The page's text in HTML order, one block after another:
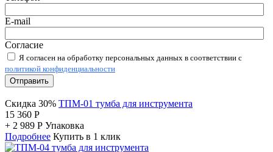
E-mail
Согласие
Я согласен на обработку персональных данных в соответствии с
политикой конфиденциальности
Отправить
Скидка 30% ТПМ-01 тумба для инструмента
15 360 Р
+ 2 989 Р Упаковка
Подробнее Купить в 1 клик